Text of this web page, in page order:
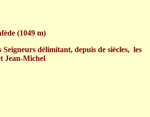
(1049 m)
délimitant, depuis de siècles, les
Jean-Michel